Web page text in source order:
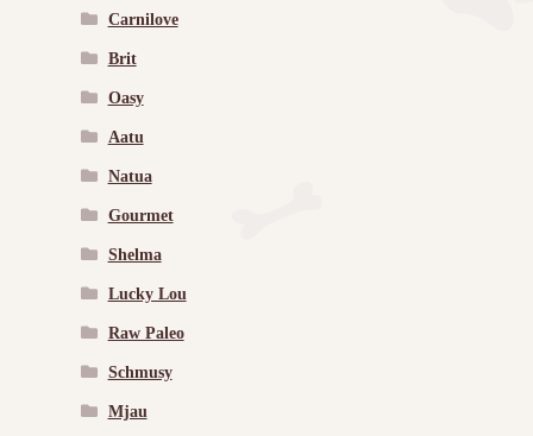
Carnilove
Brit
Oasy
Aatu
Natua
Gourmet
Shelma
Lucky Lou
Raw Paleo
Schmusy
Mjau